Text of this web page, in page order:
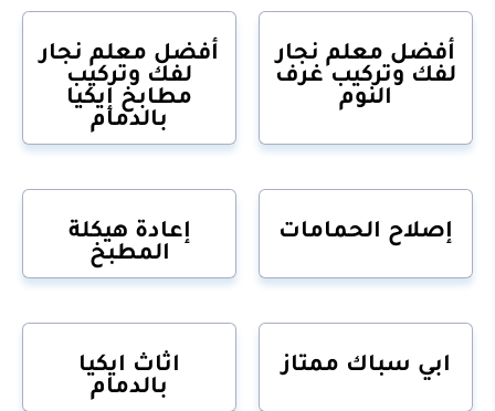
أفضل معلم نجار
لفك وتركيب غرف
النوم
أفضل معلم نجار
لفك وتركيب
مطابخ إيكيا
بالدمام
إصلاح الحمامات
إعادة هيكلة
المطبخ
ابي سباك ممتاز
اثاث ايكيا
بالدمام